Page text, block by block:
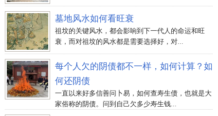
墓地风水如何看旺衰
祖坟的关键风水，都会影响到下一代人的命运和旺
衰，而对祖坟的风水都是需要选择好，对...
每个人欠的阴债都不一样，如何计算？如
何还阴债
一直以来好多信善问卜易，如何查寿生债，也就是大
家俗称的阴债。问到自己欠多少寿生钱...